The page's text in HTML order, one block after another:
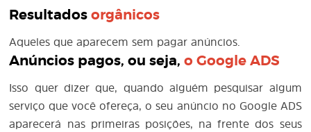
Resultadosorgânicos
Aqueles que aparecem sem pagar anúncios.
Anúncios pagos, ou seja,oGoogle ADS
Isso quer dizer que, quando alguém pesquisar algum
serviço que você ofereça, o seu anúncio no Google ADS
aparecerá nas primeiras posições, na frente dos seus